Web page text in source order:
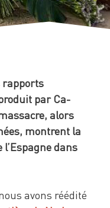
rapports
par Ca-
alors
montrent la
dans
avons réédité